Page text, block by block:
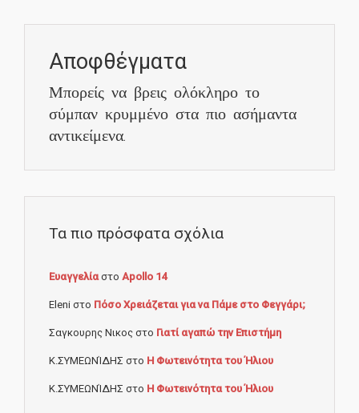
Αποφθέγματα
Μπορείς να βρεις ολόκληρο το
σύμπαν κρυμμένο στα πιο ασήμαντα
αντικείμενα.
Τα πιο πρόσφατα σχόλια
Ευαγγελίαστο Apollo 14
Eleni στο Πόσο Χρειάζεται για να Πάμε στο Φεγγάρι;
Σαγκουρης Νικος στο Γιατί αγαπώ την Επιστήμη
Κ.ΣΥΜΕΩΝΊΔΗΣ στο Η Φωτεινότητα του Ήλιου
Κ.ΣΥΜΕΩΝΊΔΗΣ στο Η Φωτεινότητα του Ήλιου